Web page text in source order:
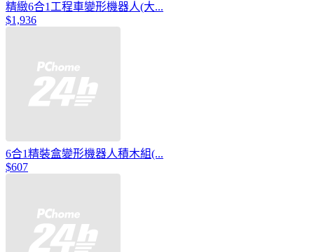
精緻6合1工程車變形機器人(大...
$1,936
6合1精裝盒變形機器人積木組(...
$607